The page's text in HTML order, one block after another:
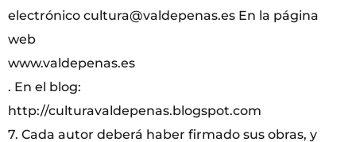
electrónico cultura@valdepenas.es En la página
web
www.valdepenas.es
. En el blog:
http://culturavaldepenas.blogspot.com
7. Cada autor deberá haber firmado sus obras, y